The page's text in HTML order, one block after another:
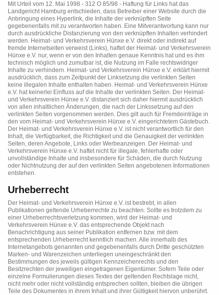
Mit Urteil vom 12. Mai 1998 - 312 O 85/98 - Haftung für Links hat das
Landgericht Hamburg entschieden, dass Betreiber einer Website durch die
Anbringung eines Hyperlink, die Inhalte der verknüpften Seite
gegebenenfalls mit zu verantworten haben. Eine Mitverantwortung kann nur
durch ausdrückliche Distanzierung von den verknüpften Inhalten verhindert
werden. Heimat- und Verkehrsverein Hünxe e.V. direkt oder indirekt auf
fremde Internetseiten verweist (Links), haftet der Heimat- und Verkehrsverein
Hünxe e.V. nur, wenn er von den Inhalten genaue Kenntnis hat und es ihm
technisch möglich und zumutbar ist, die Nutzung im Falle rechtswidriger
Inhalte zu verhindern. Heimat- und Verkehrsverein Hünxe e.V. erklärt hiermit
ausdrücklich, dass zum Zeitpunkt der Linksetzung die verlinkten Seiten
keine illegalen Inhalte enthalten haben. Heimat- und Verkehrsverein Hünxe
e.V. hat keinerlei Einfluss auf die Inhalte der verlinkten Seiten. Der Heimat-
und Verkehrsverein Hünxe e.V. distanziert sich daher hiermit ausdrücklich
von allen inhaltlichen Änderungen, die nach der Linkssetzung auf den
verlinkten Seiten vorgenommen werden. Dies gilt auch für Fremdeinträge in
den vom Heimat- und Verkehrsverein Hünxe e.V. eingerichtetem Gästebuch.
Der Heimat- und Verkehrsverein Hünxe e.V. ist nicht verantwortlich für den
Inhalt, die Verfügbarkeit, die Richtigkeit und die Genauigkeit der verlinkten
Seiten, deren Angebote, Links oder Werbeanzeigen. Der Heimat- und
Verkehrsverein Hünxe e.V. haftet nicht für illegale, fehlerhafte oder
unvollständige Inhalte und insbesondere für Schäden, die durch Nutzung
oder Nichtnutzung der auf den verlinkten Seiten angebotenen Informationen
entstehen.
Urheberrecht
Der Heimat- und Verkehrsverein Hünxe e.V. ist bestrebt, in allen
Publikationen geltende Urheberrechte zu beachten. Sollte es trotzdem zu
einer Urheberrechtsverletzung kommen, wird der Heimat- und
Verkehrsverein Hünxe e.V. das entsprechende Objekt nach
Benachrichtigung aus seiner Publikation entfernen bzw. mit dem
entsprechenden Urheberrecht kenntlich machen. Alle innerhalb des
Internetangebots genannten und gegebenenfalls durch Dritte geschützten
Marken- und Warenzeichen unterliegen uneingeschränkt den
Bestimmungen des jeweils gültigen Kennzeichenrechts und den
Besitzrechten der jeweiligen eingetragenen Eigentümer. Sofern Teile oder
einzelne Formulierungen dieses Textes der geltenden Rechtslage nicht,
nicht mehr oder nicht vollständig entsprechen sollten, bleiben die übrigen
Teile des Dokumentes in ihrem Inhalt und ihrer Gültigkeit hiervon unberührt.